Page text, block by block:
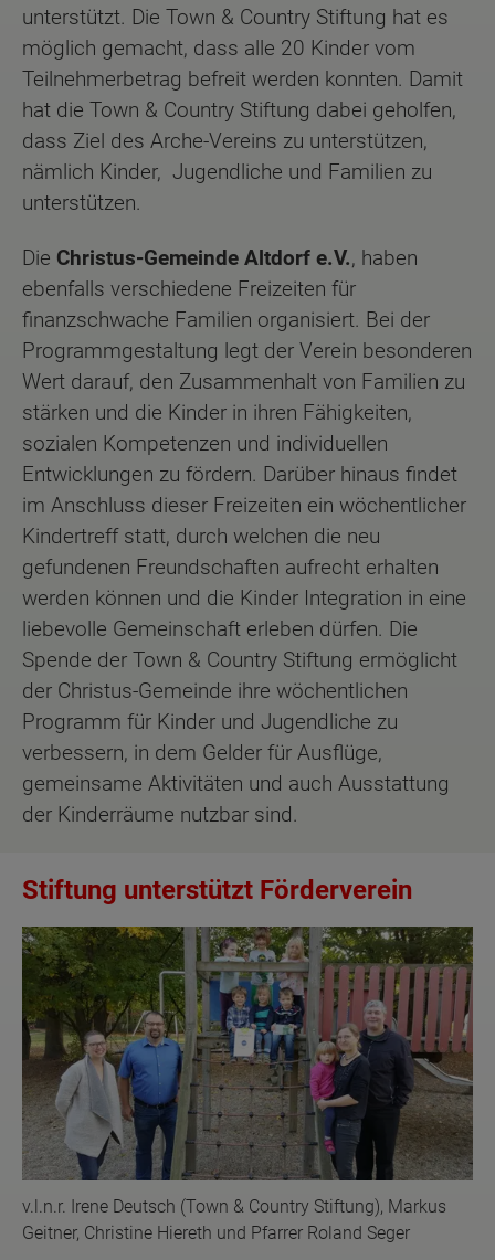
unterstützt. Die Town & Country Stiftung hat es
möglich gemacht, dass alle 20 Kinder vom
Teilnehmerbetrag befreit werden konnten. Damit
hat die Town & Country Stiftung dabei geholfen,
dass Ziel des Arche-Vereins zu unterstützen,
nämlich Kinder, Jugendliche und Familien zu
unterstützen.
Die Christus-Gemeinde Altdorf e.V., haben
ebenfalls verschiedene Freizeiten für
finanzschwache Familien organisiert. Bei der
Programmgestaltung legt der Verein besonderen
Wert darauf, den Zusammenhalt von Familien zu
stärken und die Kinder in ihren Fähigkeiten,
sozialen Kompetenzen und individuellen
Entwicklungen zu fördern. Darüber hinaus findet
im Anschluss dieser Freizeiten ein wöchentlicher
Kindertreff statt, durch welchen die neu
gefundenen Freundschaften aufrecht erhalten
werden können und die Kinder Integration in eine
liebevolle Gemeinschaft erleben dürfen. Die
Spende der Town & Country Stiftung ermöglicht
der Christus-Gemeinde ihre wöchentlichen
Programm für Kinder und Jugendliche zu
verbessern, in dem Gelder für Ausflüge,
gemeinsame Aktivitäten und auch Ausstattung
der Kinderräume nutzbar sind.
Stiftung unterstützt Förderverein
v.l.n.r. Irene Deutsch (Town & Country Stiftung), Markus
Geitner, Christine Hiereth und Pfarrer Roland Seger